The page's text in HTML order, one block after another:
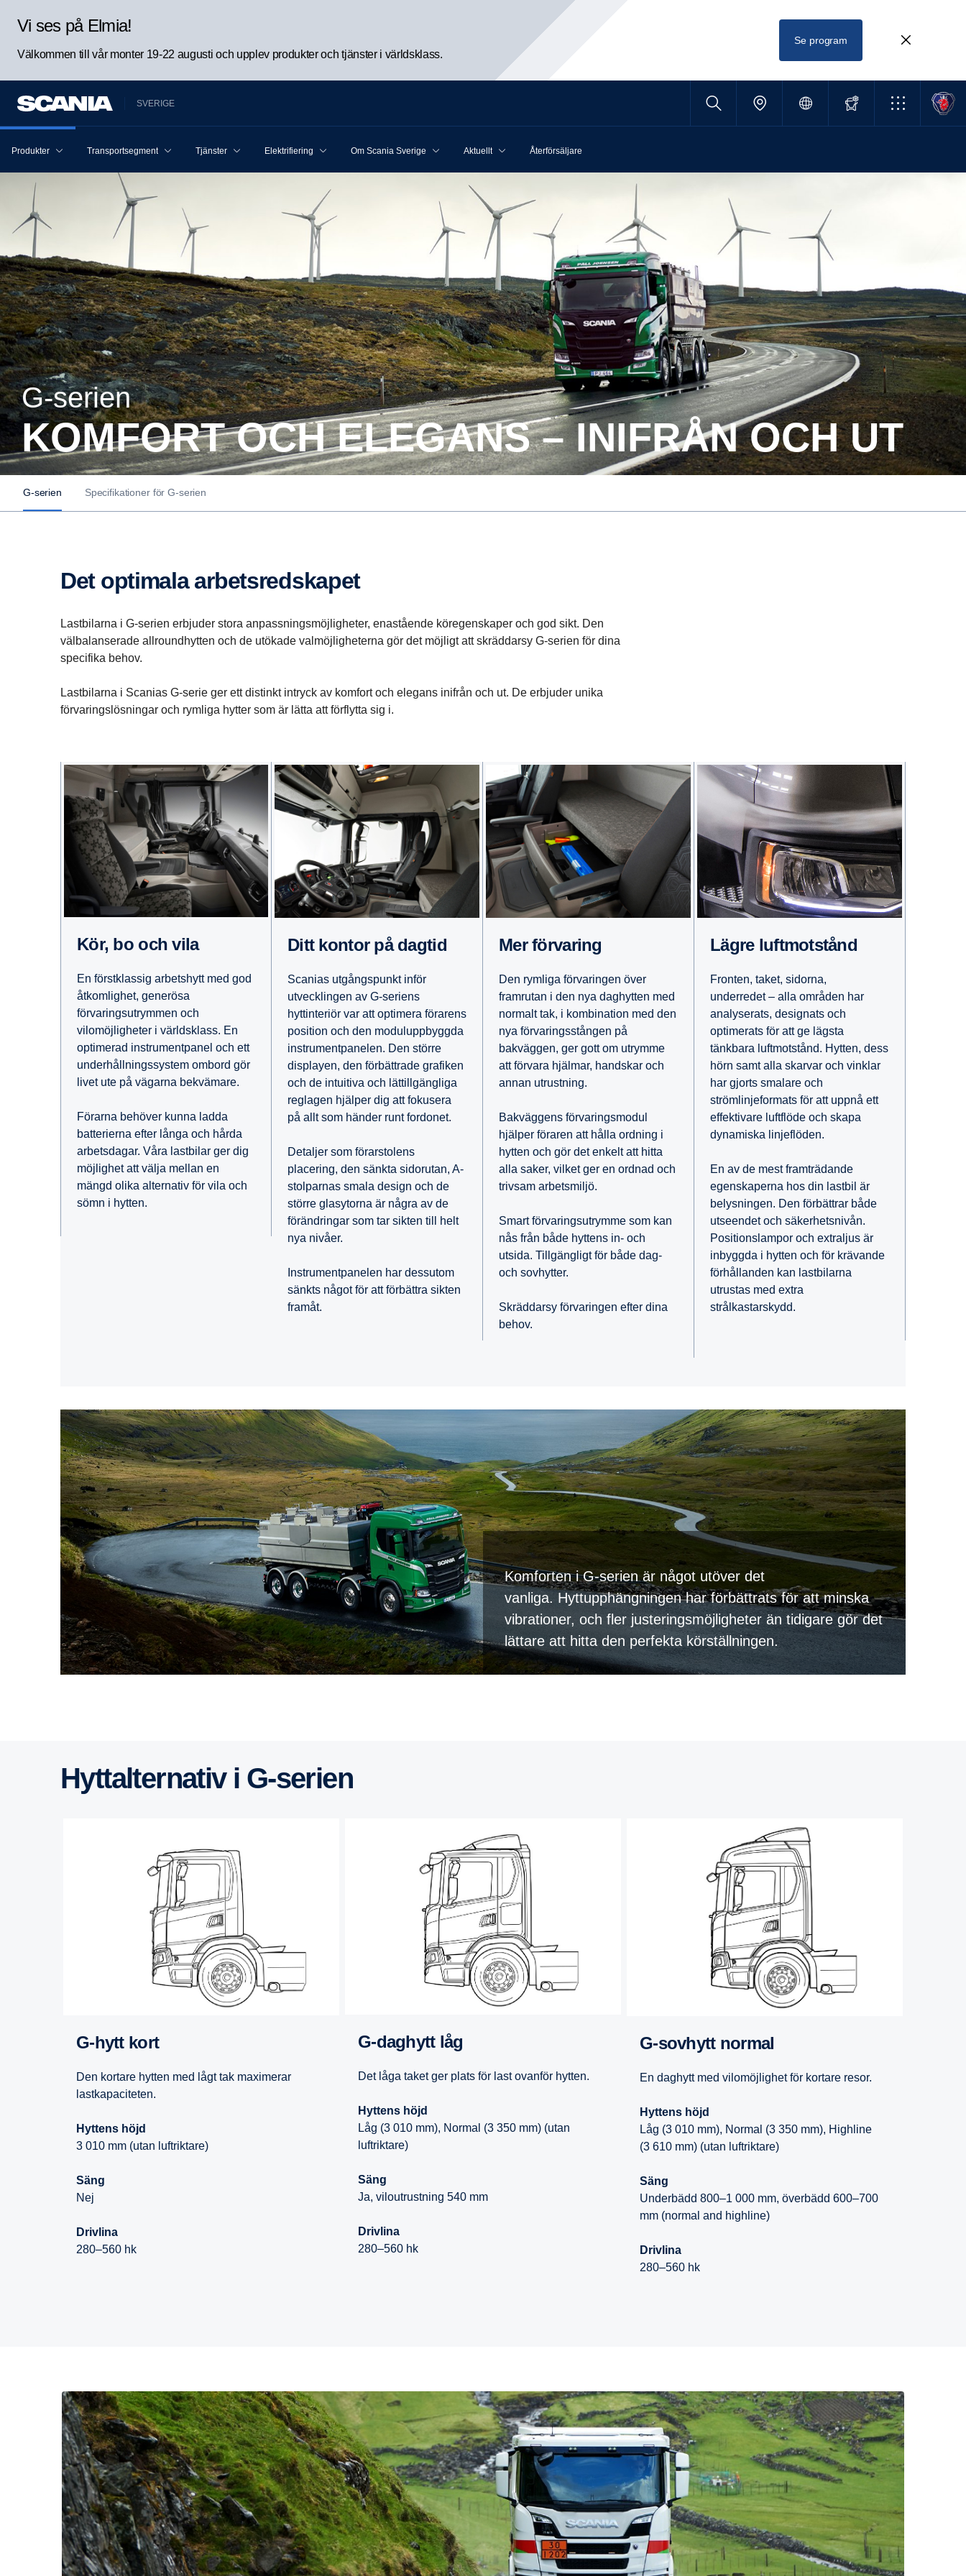
Vi ses på Elmia!
Välkommen till vår monter 19-22 augusti och upplev produkter och tjänster i världsklass.
Se program
SVERIGE
Produkter Transportsegment Tjänster Elektrifiering Om Scania Sverige Aktuellt Återförsäljare
G-​serien
KOMFORT OCH ELEGANS – INIFRÅN OCH UT
G-serien Specifikationer för G-serien
Det optimala arbets­red­skapet
Lastbilarna i G-serien erbjuder stora anpassningsmöjligheter, enastående köregenskaper och god sikt. Den
välbalanserade allroundhytten och de utökade valmöjligheterna gör det möjligt att skräddarsy G-serien för dina
specifika behov.
Lastbilarna i Scanias G-serie ger ett distinkt intryck av komfort och elegans inifrån och ut. De erbjuder unika
förvaringslösningar och rymliga hytter som är lätta att förflytta sig i.
Kör, bo och vila
En förstklassig arbetshytt med god
åtkomlighet, generösa
förvaringsutrymmen och
vilomöjligheter i världsklass. En
optimerad instrumentpanel och ett
underhållningssystem ombord gör
livet ute på vägarna bekvämare.
Förarna behöver kunna ladda
batterierna efter långa och hårda
arbetsdagar. Våra lastbilar ger dig
möjlighet att välja mellan en
mängd olika alternativ för vila och
sömn i hytten.
Ditt kontor på dagtid
Scanias utgångspunkt inför
utvecklingen av G-seriens
hyttinteriör var att optimera förarens
position och den moduluppbyggda
instrumentpanelen. Den större
displayen, den förbättrade grafiken
och de intuitiva och lättillgängliga
reglagen hjälper dig att fokusera
på allt som händer runt fordonet.
Detaljer som förarstolens
placering, den sänkta sidorutan, A-
stolparnas smala design och de
större glasytorna är några av de
förändringar som tar sikten till helt
nya nivåer.
Instrumentpanelen har dessutom
sänkts något för att förbättra sikten
framåt.
Mer förva­ring
Den rymliga förvaringen över
framrutan i den nya daghytten med
normalt tak, i kombination med den
nya förvaringsstången på
bakväggen, ger gott om utrymme
att förvara hjälmar, handskar och
annan utrustning.
Bakväggens förvaringsmodul
hjälper föraren att hålla ordning i
hytten och gör det enkelt att hitta
alla saker, vilket ger en ordnad och
trivsam arbetsmiljö.
Smart förvaringsutrymme som kan
nås från både hyttens in- och
utsida. Tillgängligt för både dag-
och sovhytter.
Skräddarsy förvaringen efter dina
behov.
Lägre luftmot­stånd
Fronten, taket, sidorna,
underredet – alla områden har
analyserats, designats och
optimerats för att ge lägsta
tänkbara luftmotstånd. Hytten, dess
hörn samt alla skarvar och vinklar
har gjorts smalare och
strömlinjeformats för att uppnå ett
effektivare luftflöde och skapa
dynamiska linjeflöden.
En av de mest framträdande
egenskaperna hos din lastbil är
belysningen. Den förbättrar både
utseendet och säkerhetsnivån.
Positionslampor och extraljus är
inbyggda i hytten och för krävande
förhållanden kan lastbilarna
utrustas med extra
strålkastarskydd.
Komforten i G-serien är något utöver det
vanliga. Hyttupphängningen har förbättrats för att minska
vibrationer, och fler justeringsmöjligheter än tidigare gör det
lättare att hitta den perfekta körställningen.
Hyttal­ter­nativ i G-​​serien
G-hytt kort
Den kortare hytten med lågt tak maximerar
lastkapaciteten.
Hyttens höjd
3 010 mm (utan luftriktare)
Säng
Nej
Drivlina
280–560 hk
G-​daghytt låg
Det låga taket ger plats för last ovanför hytten.
Hyttens höjd
Låg (3 010 mm), Normal (3 350 mm) (utan
luftriktare)
Säng
Ja, viloutrustning 540 mm
Drivlina
280–560 hk
G-​sovhytt normal
En daghytt med vilomöjlighet för kortare resor.
Hyttens höjd
Låg (3 010 mm), Normal (3 350 mm), Highline
(3 610 mm) (utan luftriktare)
Säng
Underbädd 800–1 000 mm, överbädd 600–700
mm (normal and highline)
Drivlina
280–560 hk